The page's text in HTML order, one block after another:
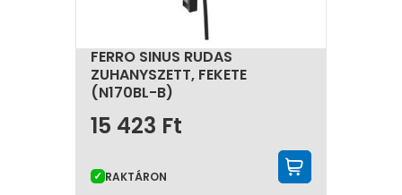
FERRO SINUS RUDAS
ZUHANYSZETT, FEKETE
(N170BL-B)
15 423 Ft
RAKTÁRON